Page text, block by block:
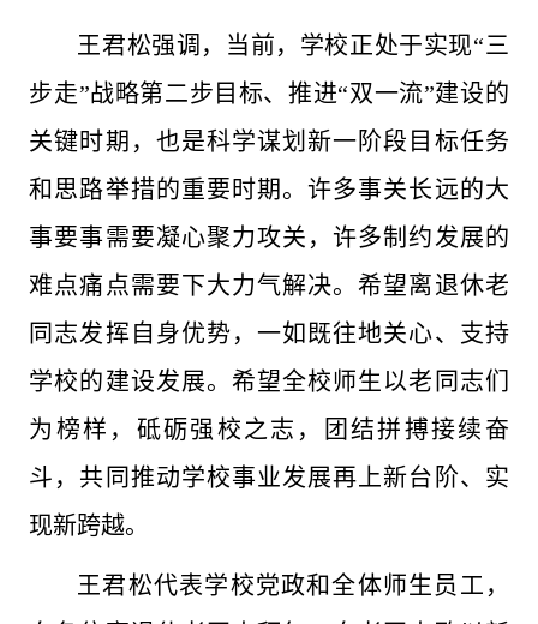
王君松强调，当前，学校正处于实现“三
步走”战略第二步目标、推进“双一流”建设的
关键时期，也是科学谋划新一阶段目标任务
和思路举措的重要时期。许多事关长远的大
事要事需要凝心聚力攻关，许多制约发展的
难点痛点需要下大力气解决。希望离退休老
同志发挥自身优势，一如既往地关心、支持
学校的建设发展。希望全校师生以老同志们
为榜样，砥砺强校之志，团结拼搏接续奋
斗，共同推动学校事业发展再上新台阶、实
现新跨越。
王君松代表学校党政和全体师生员工，